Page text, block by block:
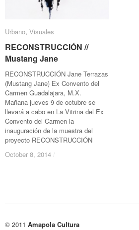
Urbano, Visuales
RECONSTRUCCIÓN //
Mustang Jane
RECONSTRUCCIÓN Jane Terrazas
(Mustang Jane) Ex Convento del
Carmen Guadalajara, M.X.
Mañana jueves 9 de octubre se
llevará a cabo en La Vitrina del Ex
Convento del Carmen la
inauguración de la muestra del
proyecto RECONSTRUCCIÓN
October 8, 2014 /
Urbano Visuales
RECONSTRUCCIÓN //
Mustang Jane
October 8, 2014 /
© 2011 Amapola Cultura